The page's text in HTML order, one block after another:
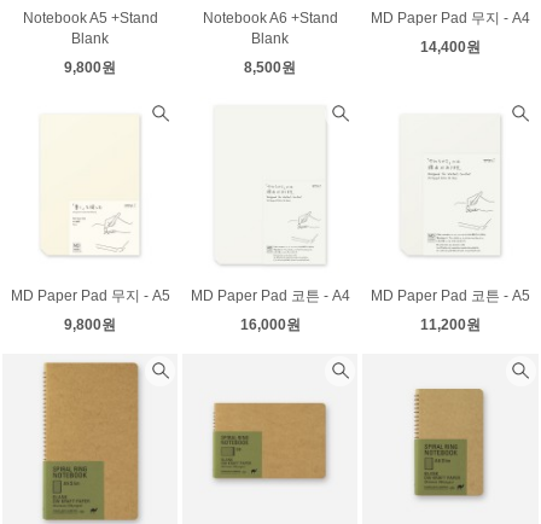
Notebook A5 +Stand
Blank
9,800원
Notebook A6 +Stand
Blank
8,500원
MD Paper Pad 무지 - A4
14,400원
MD Paper Pad 무지 - A5
9,800원
MD Paper Pad 코튼 - A4
16,000원
MD Paper Pad 코튼 - A5
11,200원